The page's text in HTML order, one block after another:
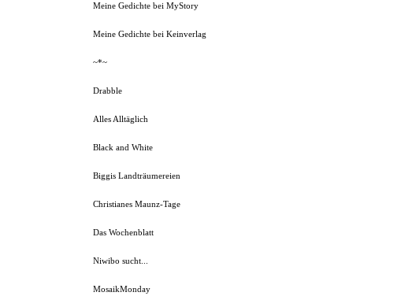
Meine Gedichte bei MyStory
Meine Gedichte bei Keinverlag
~*~
Drabble
Alles Alltäglich
Black and White
Biggis Landträumereien
Christianes Maunz-Tage
Das Wochenblatt
Niwibo sucht...
MosaikMonday